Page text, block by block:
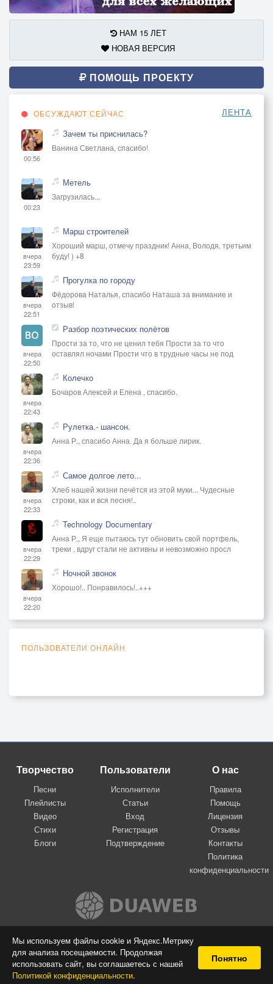
Мы используем файлы cookie и Яндекс.Метрику
для анализа посещаемости. Продолжая
использовать сайт, вы соглашаетесь с нашей
Политикой конфиденциальности.
Понятно
НАМ 15 ЛЕТ
НОВАЯ ВЕРСИЯ
ПОМОЩЬ ПРОЕКТУ
ОБСУЖДАЮТ СЕЙЧАС ЛЕНТА
00:56
Зачем ты приснилась?
Ванина Светлана, спасибо!
00:23
Метель
Загрузилась...
вчера
23:59
Марш строителей
Хороший марш, отмечу праздник! Анна, Володя, третьим
буду! ) +8
вчера
22:51
Прогулка по городу
Фёдорова Наталья, спасибо Наташа за внимание и
отзыв!
вчера
22:50
Разбор поэтических полётов
Прости за то, что не ценил тебя Прости за то что
оставлял ночами Прости что в трудные часы не под
вчера
22:43
Колечко
Бочаров Алексей и Елена , спасибо.
вчера
22:36
Рулетка.- шансон.
Анна Р., спасибо Анна. Да я больше лирик.
вчера
22:33
Самое долгое лето...
Хлеб нашей жизни печётся из этой муки... Чудесные
строки, как и вся песня!..
вчера
22:29
Technology Documentary
Анна Р., Я еще пытаюсь тут обновить свой портфель,
треки , вдруг стали не активны и невозможно просл
вчера
22:20
Ночной звонок
Хорошо!.. Понравилось!..+++
ПОЛЬЗОВАТЕЛИ ОНЛАЙН
Творчество
Песни
Плейлисты
Видео
Стихи
Блоги
Пользователи
Исполнители
Статьи
Вход
Регистрация
Подтверждение
О нас
Правила
Помощь
Лицензия
Отзывы
Контакты
Политика
конфиденциальности
Вконтакте
© 2009-2026 Я-пою
Музыкальный сайт самовыражения